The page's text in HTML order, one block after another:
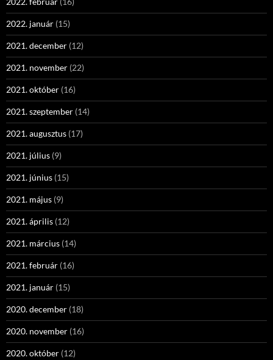
2022. január (15)
2021. december (12)
2021. november (22)
2021. október (16)
2021. szeptember (14)
2021. augusztus (17)
2021. július (9)
2021. június (15)
2021. május (9)
2021. április (12)
2021. március (14)
2021. február (16)
2021. január (15)
2020. december (18)
2020. november (16)
2020. október (12)